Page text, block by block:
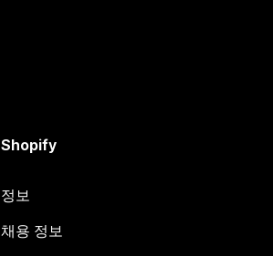
Shopify
정보
채용 정보